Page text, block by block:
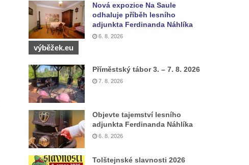
Nová expozice Na Saule
odhaluje příběh lesního
adjunkta Ferdinanda Náhlíka
6. 8. 2026
výběžek.eu
Příměstský tábor 3. – 7. 8. 2026
7. 8. 2026
Objevte tajemství lesního
adjunkta Ferdinanda Náhlíka
6. 8. 2026
Tolštejnské slavnosti 2026